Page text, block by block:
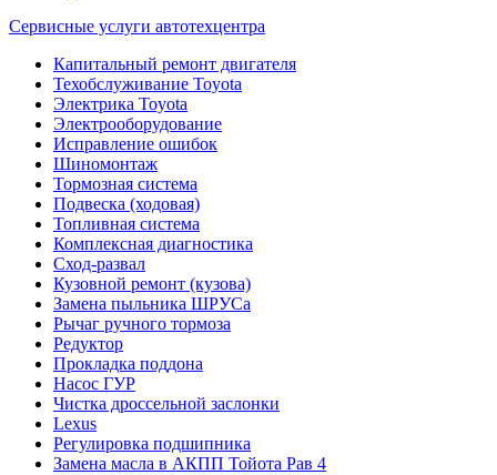
Сервисные услуги автотехцентра
Капитальный ремонт двигателя
Техобслуживание Toyota
Электрика Toyota
Электрооборудование
Исправление ошибок
Шиномонтаж
Тормозная система
Подвеска (ходовая)
Топливная система
Комплексная диагностика
Сход-развал
Кузовной ремонт (кузова)
Замена пыльника ШРУСа
Рычаг ручного тормоза
Редуктор
Прокладка поддона
Насос ГУР
Чистка дроссельной заслонки
Lexus
Регулировка подшипника
Замена масла в АКПП Тойота Рав 4